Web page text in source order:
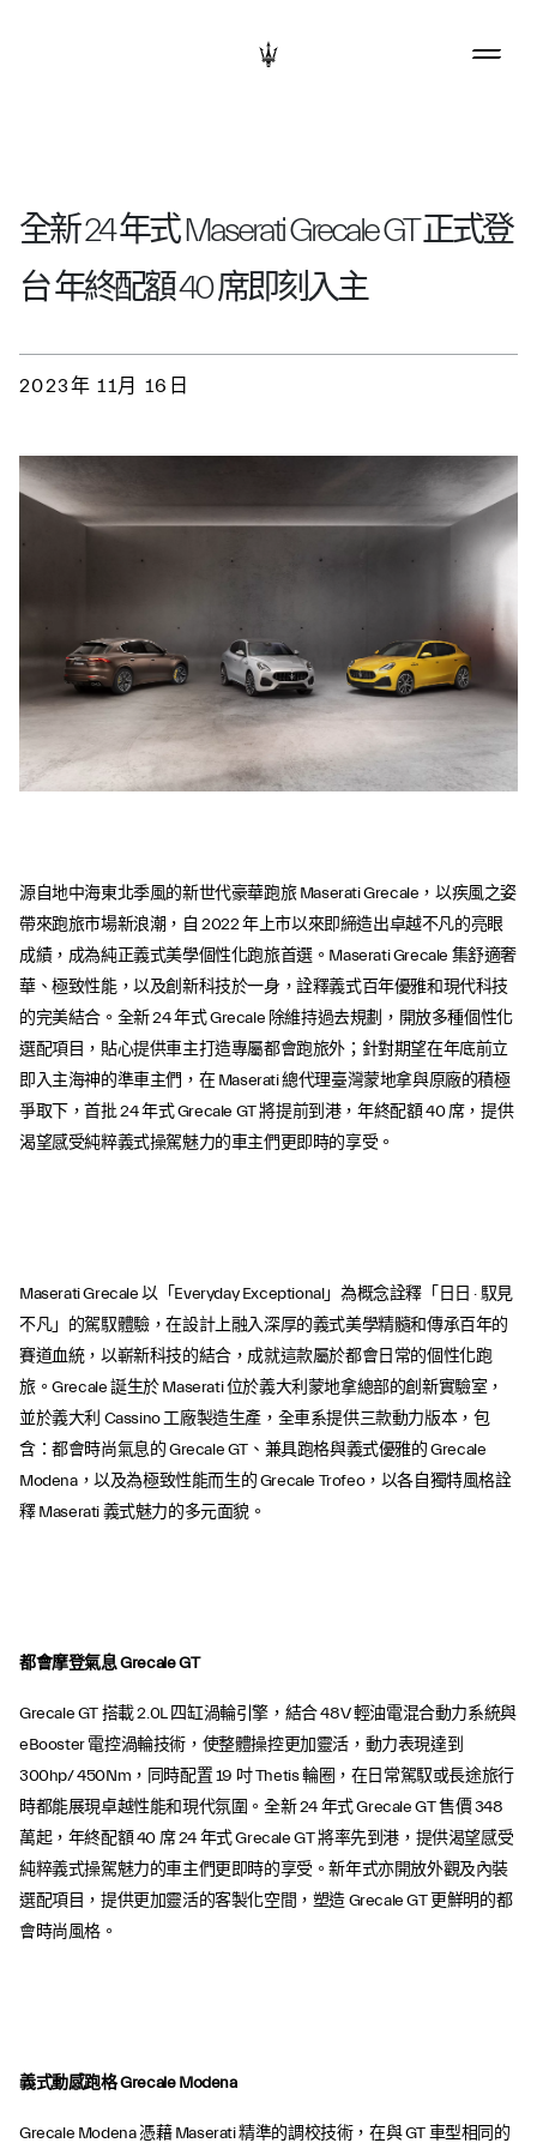
全新 24 年式 Maserati Grecale GT 正式登
台 年終配額 40 席即刻入主
2023年 11月 16日
源自地中海東北季風的新世代豪華跑旅 Maserati Grecale，以疾風之姿
帶來跑旅市場新浪潮，自 2022 年上市以來即締造出卓越不凡的亮眼
成績，成為純正義式美學個性化跑旅首選。Maserati Grecale 集舒適奢
華、極致性能，以及創新科技於一身，詮釋義式百年優雅和現代科技
的完美結合。全新 24 年式 Grecale 除維持過去規劃，開放多種個性化
選配項目，貼心提供車主打造專屬都會跑旅外；針對期望在年底前立
即入主海神的準車主們，在 Maserati 總代理臺灣蒙地拿與原廠的積極
爭取下，首批 24 年式 Grecale GT 將提前到港，年終配額 40 席，提供
渴望感受純粹義式操駕魅力的車主們更即時的享受。
Maserati Grecale 以「Everyday Exceptional」為概念詮釋「日日 · 馭見
不凡」的駕馭體驗，在設計上融入深厚的義式美學精髓和傳承百年的
賽道血統，以嶄新科技的結合，成就這款屬於都會日常的個性化跑
旅。Grecale 誕生於 Maserati 位於義大利蒙地拿總部的創新實驗室，
並於義大利 Cassino 工廠製造生產，全車系提供三款動力版本，包
含：都會時尚氣息的 Grecale GT、兼具跑格與義式優雅的 Grecale
Modena，以及為極致性能而生的 Grecale Trofeo，以各自獨特風格詮
釋 Maserati 義式魅力的多元面貌。
都會摩登氣息 Grecale GT
Grecale GT 搭載 2.0L 四缸渦輪引擎，結合 48V 輕油電混合動力系統與
eBooster 電控渦輪技術，使整體操控更加靈活，動力表現達到
300hp/ 450Nm，同時配置 19 吋 Thetis 輪圈，在日常駕馭或長途旅行
時都能展現卓越性能和現代氛圍。全新 24 年式 Grecale GT 售價 348
萬起，年終配額 40 席 24 年式 Grecale GT 將率先到港，提供渴望感受
純粹義式操駕魅力的車主們更即時的享受。新年式亦開放外觀及內裝
選配項目，提供更加靈活的客製化空間，塑造 Grecale GT 更鮮明的都
會時尚風格。
義式動感跑格 Grecale Modena
Grecale Modena 憑藉 Maserati 精準的調校技術，在與 GT 車型相同的